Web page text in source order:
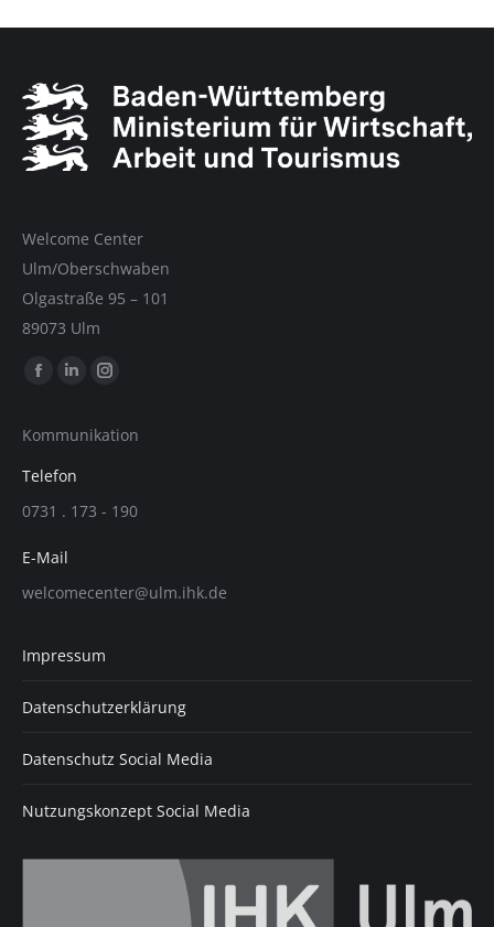
Welcome Center
Ulm/Oberschwaben
Olgastraße 95 – 101
89073 Ulm
Finde uns auf:
Facebook
wird
in
Fenster
geöffnet
LinkedIn
wird
in
geöffnet
Instagram
wird
geöffnet
Kommunikation
Telefon
0731 . 173 - 190
E-Mail
welcomecenter@ulm.ihk.de
Impressum
Datenschutzerklärung
Datenschutz Social Media
Nutzungskonzept Social Media